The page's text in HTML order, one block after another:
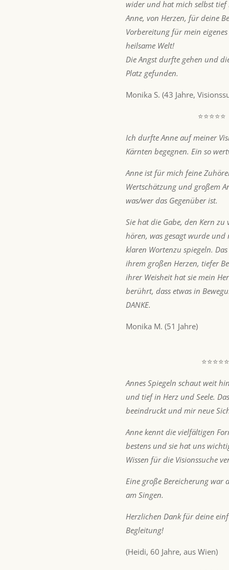
wider und hat mich selbst
Anne, von Herzen, für deine
Vorbereitung für mein
heilsame Welt!
Die Angst durfte gehen und
Platz gefunden.
Monika S. (43 Jahre,
⭐⭐⭐⭐⭐
Ich durfte Anne auf meiner
Kärnten begegnen. Ein so
Anne ist für mich feine
Wertschätzung und großem
was/wer das Gegenüber ist.
Sie hat die Gabe, den Kern zu
hören, was gesagt wurde und
klaren Wortenzu spiegeln.
ihrem großen Herzen, tiefer
ihrer Weisheit hat sie mein
berührt, dass etwas in
DANKE.
Monika M. (51 Jahre)
⭐⭐⭐⭐⭐
Annes Spiegeln schaut weit
und tief in Herz und Seele.
beeindruckt und mir neue
Anne kennt die vielfältigen
bestens und sie hat uns
Wissen für die Visionssuche
Eine große Bereicherung war
am Singen.
Herzlichen Dank für deine
Begleitung!
(Heidi, 60 Jahre, aus Wien)